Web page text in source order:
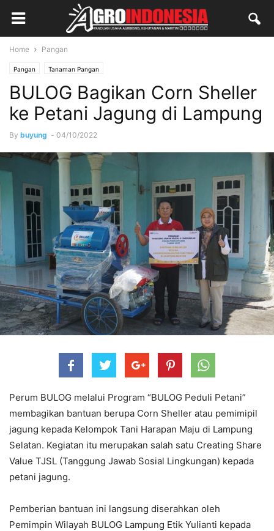
Home Pangan
Pangan Tanaman Pangan
BULOG Bagikan Corn Sheller
ke Petani Jagung di Lampung
By buyung - 04/10/2022
Perum BULOG melalui Program “BULOG Peduli Petani”
membagikan bantuan berupa Corn Sheller atau pemimipil
jagung kepada Kelompok Tani Harapan Maju di Lampung
Selatan. Kegiatan itu merupakan salah satu Creating Share
Value TJSL (Tanggung Jawab Sosial Lingkungan) kepada
petani jagung.
Pemberian bantuan ini langsung diserahkan oleh
Pemimpin Wilayah BULOG Lampung Etik Yulianti kepada